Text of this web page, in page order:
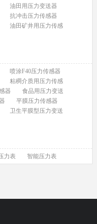
油田用压力变送器
抗冲击压力传感器
油田矿井用压力传感
喷涂F40压力传感器
粘稠介质用压力传感
器
食品用压力变送
平膜压力传感器
卫生平膜型压力变送
力表 智能压力表